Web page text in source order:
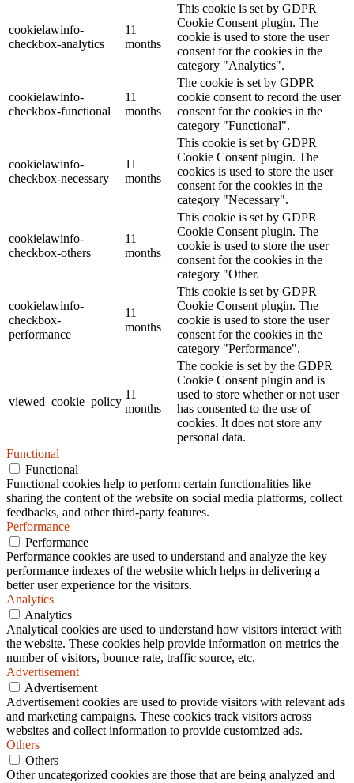
cookielawinfo-
checkbox-analytics
11
months
This cookie is set by GDPR
Cookie Consent plugin. The
cookie is used to store the user
consent for the cookies in the
category "Analytics".
cookielawinfo-
checkbox-functional
11
months
The cookie is set by GDPR
cookie consent to record the user
consent for the cookies in the
category "Functional".
cookielawinfo-
checkbox-necessary
11
months
This cookie is set by GDPR
Cookie Consent plugin. The
cookies is used to store the user
consent for the cookies in the
category "Necessary".
cookielawinfo-
checkbox-others
11
months
This cookie is set by GDPR
Cookie Consent plugin. The
cookie is used to store the user
consent for the cookies in the
category "Other.
cookielawinfo-
checkbox-
performance
11
months
This cookie is set by GDPR
Cookie Consent plugin. The
cookie is used to store the user
consent for the cookies in the
category "Performance".
viewed_cookie_policy
11
months
The cookie is set by the GDPR
Cookie Consent plugin and is
used to store whether or not user
has consented to the use of
cookies. It does not store any
personal data.
Functional
Functional
Functional cookies help to perform certain functionalities like
sharing the content of the website on social media platforms, collect
feedbacks, and other third-party features.
Performance
Performance
Performance cookies are used to understand and analyze the key
performance indexes of the website which helps in delivering a
better user experience for the visitors.
Analytics
Analytics
Analytical cookies are used to understand how visitors interact with
the website. These cookies help provide information on metrics the
number of visitors, bounce rate, traffic source, etc.
Advertisement
Advertisement
Advertisement cookies are used to provide visitors with relevant ads
and marketing campaigns. These cookies track visitors across
websites and collect information to provide customized ads.
Others
Others
Other uncategorized cookies are those that are being analyzed and